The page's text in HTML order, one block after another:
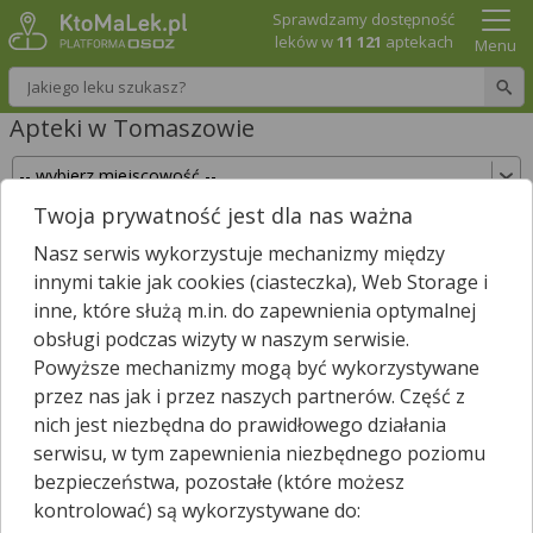
Wpisz nazwę leku
Sprawdzamy dostępność
leków w11 121 aptekach Menu
Apteki w Tomaszowie
Sprawdź, które apteki w Tomaszowie posiadają
Twój lek i zarezerwuj go już teraz!
Wpisz nazwę leku
Wybierz typ aptek
Tomaszowienie znaleźliśmy żadnej apteki. Najbliższa apteka
Twoja prywatność jest dla nas ważna
Nasz serwis wykorzystuje mechanizmy między
innymi takie jak cookies (ciasteczka), Web Storage i
inne, które służą m.in. do zapewnienia optymalnej
obsługi podczas wizyty w naszym serwisie.
Powyższe mechanizmy mogą być wykorzystywane
przez nas jak i przez naszych partnerów. Część z
nich jest niezbędna do prawidłowego działania
serwisu, w tym zapewnienia niezbędnego poziomu
bezpieczeństwa, pozostałe (które możesz
kontrolować) są wykorzystywane do: